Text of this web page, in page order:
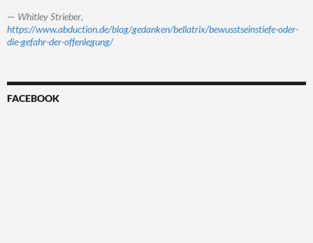
— Whitley Strieber,
https://www.abduction.de/blog/gedanken/bellatrix/bewusstseinstiefe-oder-
die-gefahr-der-offenlegung/
FACEBOOK